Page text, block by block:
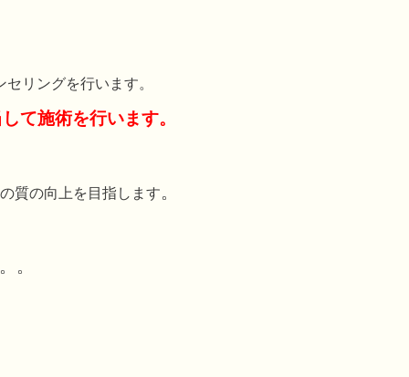
リングを行います。
て施術を行います。
質の向上を目指します。
。